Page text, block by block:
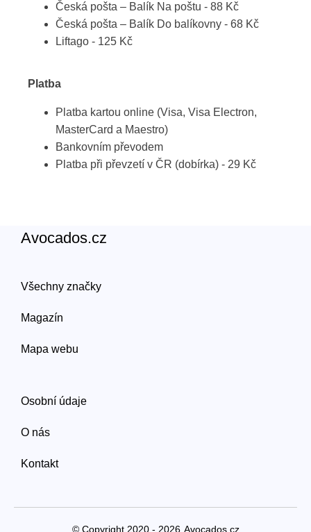
Česká pošta – Balík Na poštu - 88 Kč
Česká pošta – Balík Do balíkovny - 68 Kč
Liftago - 125 Kč
Platba
Platba kartou online (Visa, Visa Electron,
MasterCard a Maestro)
Bankovním převodem
Platba při převzetí v ČR (dobírka) - 29 Kč
Avocados.cz
Všechny značky
Magazín
Mapa webu
Osobní údaje
O nás
Kontakt
© Copyright 2020 - 2026 Avocados.cz